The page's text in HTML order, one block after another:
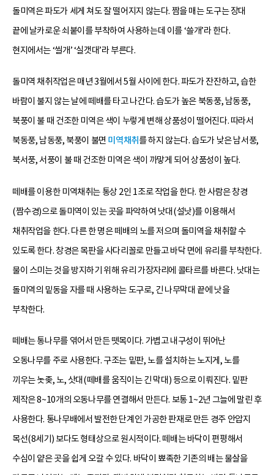
돌미역은 파도가 세게 쳐도 잘 떨어지지 않는다. 짬을 매는 도구는 장대
끝에 날카로운 쇠붙이를 부착하여 사용하는데 이를 ‘쓸개’라 한다.
현지에서는 ‘씰개’ ‘실갯대’라 부른다.
돌미역 채취작업은 매년 3월에서 5월 사이에 한다. 파도가 잔잔하고, 습한
바람이 불지 않는 날에 떼배를 타고 나간다. 습도가 높은 북동풍, 남동풍,
북풍이 불 때 건조한 미역은 색이 누렇게 변해 상품성이 떨어진다. 따라서
북동풍, 남동풍, 북풍이 불면 미역채취 를 하지 않는다. 습도가 낮은 남서풍,
북서풍, 서풍이 불 때 건조한 미역은 색이 까맣게 되어 상품성이 높다.
떼배를 이용한 미역채취는 통상 2인 1조로 작업을 한다. 한 사람은 창경
(짬수경)으로 돌미역이 있는 곳을 파악하여 낫대(설낫)를 이용해서
채취작업을 한다. 다른 한 명은 떼배의 노를 저으며 돌미역을 채취할 수
있도록 한다. 창경은 목판을 사다리꼴로 만들고 바닥 면에 유리를 부착한다.
물이 스미는 것을 방지하기 위해 유리 가장자리에 콜타르를 바른다. 낫대는
돌미역의 밑동을 자를 때 사용하는 도구로, 긴 나무막대 끝에 낫을
부착한다.
떼배는 통나무를 엮어서 만든 뗏목이다. 가볍고 내구성이 뛰어난
오동나무를 주로 사용한다. 구조는 밑판, 노를 설치하는 노지게, 노를
끼우는 놋좆, 노, 삿대(떼배를 움직이는 긴 막대) 등으로 이뤄진다. 밑판
제작은 8~10개의 오동나무를 연결해서 만든다. 보통 1~2년 그늘에 말린 후
사용한다. 통나무배에서 발전한 단계인 가공한 판재로 만든 경주 안압지
목선(8세기) 보다도 형태상으로 원시적이다. 떼배는 바닥이 편평해서
수심이 얕은 곳을 쉽게 오갈 수 있다. 바닥이 뾰족한 기존의 배는 물살을